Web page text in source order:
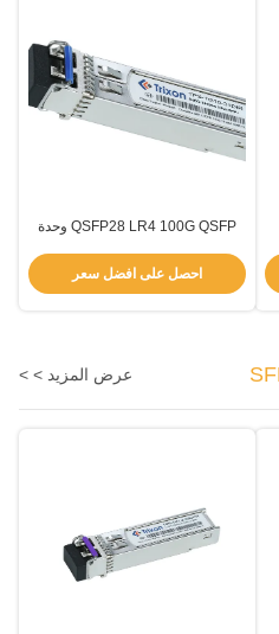
QSFP28 LR4 100G QSFP وحدة
احصل على افضل سعر
عرض المزيد > >